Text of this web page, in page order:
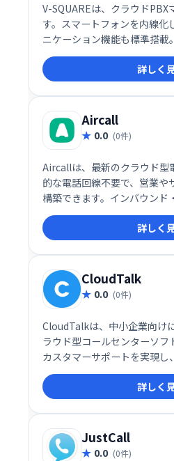
V-SQUAREは、クラウドPBX
す。スマートフォンを内線化
ニケーション機能も標準搭載
スムーズなコミュニケーシ
ークスタイルを革新的に変え
詳しく
Aircall
0.0 (0件)
Aircallは、最新のクラウド型
的な電話回線不要で、営業や
構築できます。インバウンド
コールセンターを1つのシス
迅速な接続を実現します。複
に業務を開始できます。
詳しく
CloudTalk
0.0 (0件)
CloudTalkは、中小企業向け
ラウド型コールセンターソフ
カスタマーサポートを実現し
かつ的確な対応を可能にし
ームで、企業規模やニーズに
き、あらゆる環境に対応し
サポートを提供することで、
ます。
詳しく
JustCall
0.0 (0件)